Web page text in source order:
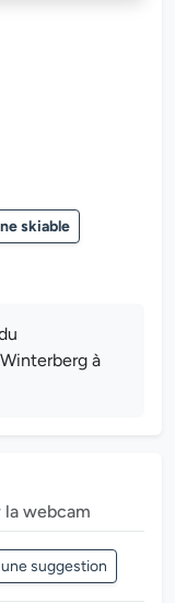
skiable
à
la webcam
suggestion